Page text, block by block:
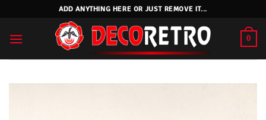
content
ADD ANYTHING HERE OR JUST REMOVE IT...
0